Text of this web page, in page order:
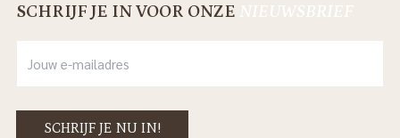
SCHRIJF JE IN VOOR ONZE NIEUWSBRIEF